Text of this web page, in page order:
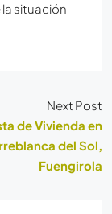
situación
Next Post
de Vivienda en
del Sol,
Fuengirola